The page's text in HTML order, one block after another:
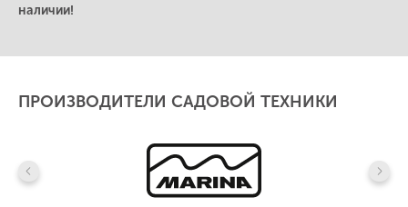
наличии!
ПРОИЗВОДИТЕЛИ САДОВОЙ ТЕХНИКИ